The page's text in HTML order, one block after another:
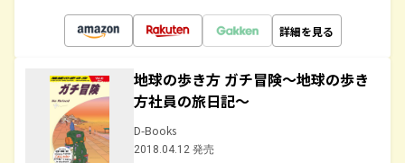
詳細を見る
地球の歩き方 ガチ冒険～地球の歩き
方社員の旅日記～
D-Books
2018.04.12 発売